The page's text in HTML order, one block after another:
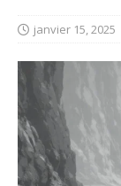
janvier 15, 2025